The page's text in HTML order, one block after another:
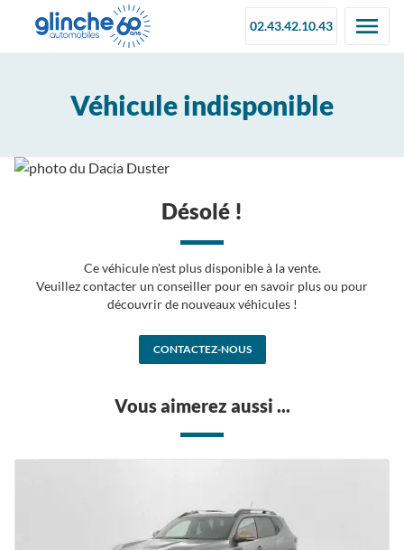
02.43.42.10.43
Véhicule indisponible
Désolé !
Ce véhicule n'est plus disponible à la vente.
Veuillez contacter un conseiller pour en savoir plus ou pour
découvrir de nouveaux véhicules !
CONTACTEZ-NOUS
Vous aimerez aussi ...